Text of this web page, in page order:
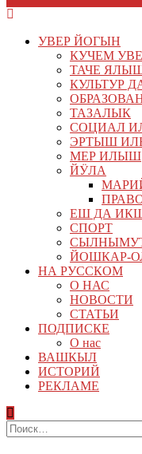
УВЕР ЙОГЫН
КУЧЕМ
ТАЧЕ
КУЛЬТУР
ТАЗАЛЫК
СОЦИАЛ
ЭРТЫШ
МЕР ИЛЫШ
ЙӰЛА
ЕШ ДА
СПОРТ
ЙОШКАР-
НА РУССКОМ
О НАС
НОВОСТИ
СТАТЬИ
ПОДПИСКЕ
О нас
ВАШКЫЛ
ИСТОРИЙ
РЕКЛАМЕ
Найти: